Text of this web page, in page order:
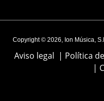
Copyright © 2026, Ion Música,
Aviso legal | Política
|